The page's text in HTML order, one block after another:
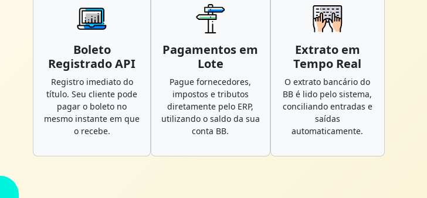
Boleto
Registrado API
Registro imediato do
título. Seu cliente pode
pagar o boleto no
mesmo instante em que
o recebe.
Pagamentos em
Lote
Pague fornecedores,
impostos e tributos
diretamente pelo ERP,
utilizando o saldo da sua
conta BB.
Extrato em
Tempo Real
O extrato bancário do
BB é lido pelo sistema,
conciliando entradas e
saídas
automaticamente.